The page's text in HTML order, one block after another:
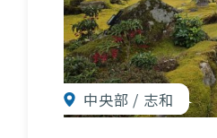
中央部 / 志和